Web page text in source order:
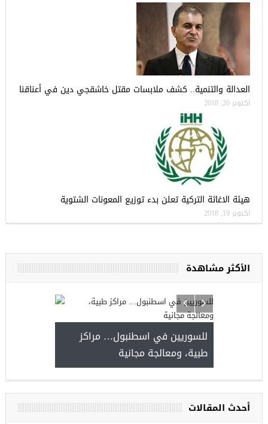
العدالة والتنمية.. كشف ملابسات مقتل خاشقجي دين في أعناقنا
أكتوبر 20, 2018
هيئة الاغاثة التركية تعلن بدء توزيع المعونات الشتوية
أكتوبر 19, 2018
الأكثر مشاهدة
للسوريين في اسطنبول… مراكز
طبية، ومعالجة مجانية
في
أحدث المقالات